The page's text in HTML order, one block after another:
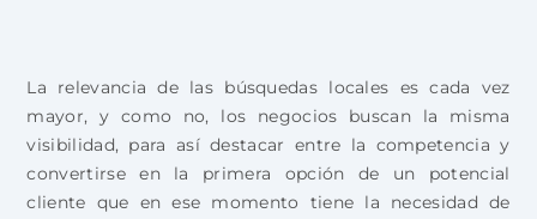
La relevancia de las búsquedas locales es cada vez
mayor, y como no, los negocios buscan la misma
visibilidad, para así destacar entre la competencia y
convertirse en la primera opción de un potencial
cliente que en ese momento tiene la necesidad de